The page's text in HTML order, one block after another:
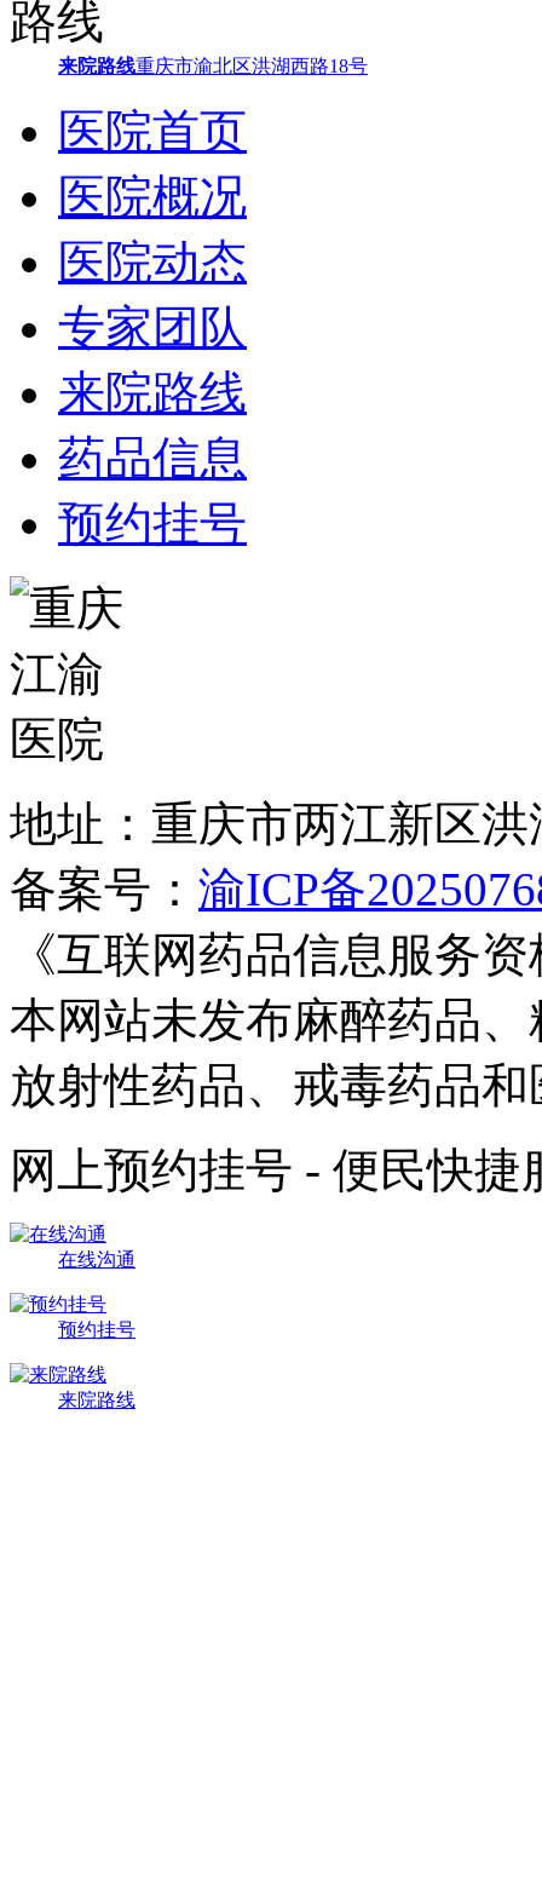
来院路线重庆市渝北区洪湖西路18号
医院首页
医院概况
医院动态
专家团队
来院路线
药品信息
预约挂号
地址：重庆市两江新区洪
备案号： 渝ICP备
《互联网药品信息服务
本网站未发布麻醉药品
放射性药品、戒毒药品
网上预约挂号 - 便民快捷
在线沟通
预约挂号
来院路线